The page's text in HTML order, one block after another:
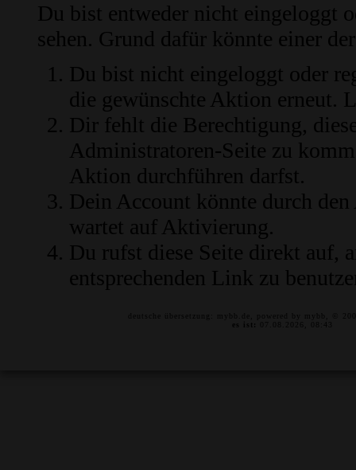
Du bist entweder nicht eingeloggt
sehen. Grund dafür könnte einer
Du bist nicht eingeloggt oder
die gewünschte Aktion erneut.
Dir fehlt die Berechtigung,
Administratoren-Seite zu
Aktion durchführen darfst.
Dein Account könnte durch
wartet auf Aktivierung.
Du rufst diese Seite direkt auf,
entsprechenden Link zu
es ist:
07.08.2026, 08:43